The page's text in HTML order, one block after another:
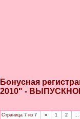
Бонусная
2010" -
Страница 7 из 7 « 1 2 …